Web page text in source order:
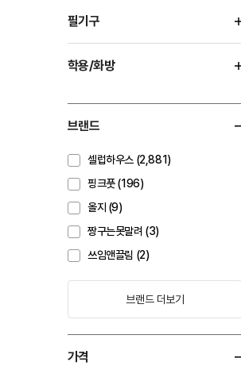
필기구
학용/화방
브랜드
셀럽하우스 (2,881)
핑크풋 (196)
올지 (9)
짱구는못말려 (3)
쓰임앤끌림 (2)
브랜드 더보기
가격